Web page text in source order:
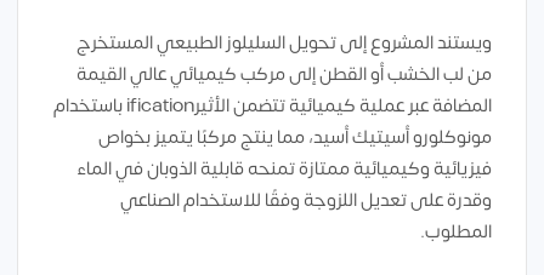
ويستند المشروع إلى تحويل السليلوز الطبيعي المستخرج
من لب الخشب أو القطن إلى مركب كيميائي عالي القيمة
المضافة عبر عملية كيميائية تتضمن الأثيرification باستخدام
مونوكلورو أسيتيك أسيد، مما ينتج مركبًا يتميز بخواص
فيزيائية وكيميائية ممتازة تمنحه قابلية الذوبان في الماء
وقدرة على تعديل اللزوجة وفقًا للاستخدام الصناعي
المطلوب.